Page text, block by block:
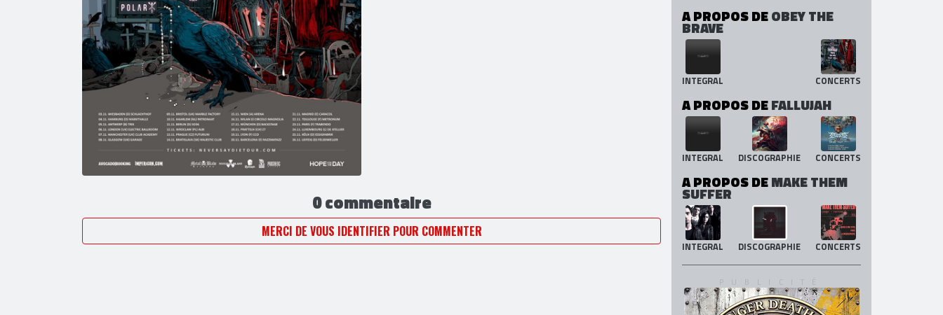
0 commentaire
MERCI DE VOUS IDENTIFIER POUR COMMENTER
A PROPOS DEOBEY THE
BRAVE
INTEGRAL CONCERTS
A PROPOS DEFALLUJAH
INTEGRAL DISCOGRAPHIE CONCERTS
A PROPOS DEMAKE THEM
SUFFER
INTEGRAL DISCOGRAPHIE CONCERTS